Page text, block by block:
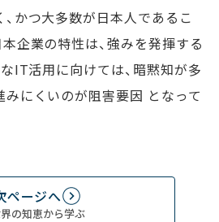
かつ大多数が日本人であるこ
企業の特性は、強みを発揮する
IT活用に向けては、暗黙知が多
にくいのが阻害要因 となって
ページへ
の知恵から学ぶ